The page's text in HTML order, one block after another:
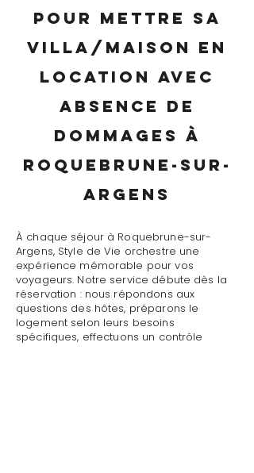
pour mettre sa
villa/maison en
location avec
absence de
dommages à
Roquebrune-sur-
Argens
À chaque séjour à Roquebrune-sur-
Argens, Style de Vie orchestre une
expérience mémorable pour vos
voyageurs. Notre service débute dès la
réservation : nous répondons aux
questions des hôtes, préparons le
logement selon leurs besoins
spécifiques, effectuons un contrôle